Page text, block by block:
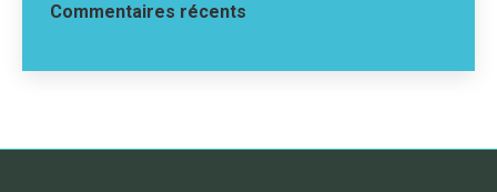
Commentaires récents